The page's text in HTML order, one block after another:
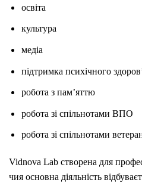
освіта
культура
медіа
підтримка психічного
робота з пам’яттю
робота зі спільнотами ВПО
робота зі спільнотами
Vidnova Lab створена для
чия основна діяльність